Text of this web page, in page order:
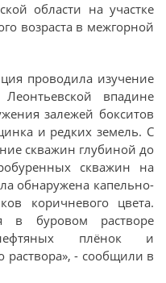
области на участке
возраста в межгорной
проводила изучение
впадине
залежей бокситов
и редких земель. С
скважин глубиной до
скважин на
обнаружена капельно-
коричневого цвета.
в буровом растворе
плёнок и
раствора», - сообщили в